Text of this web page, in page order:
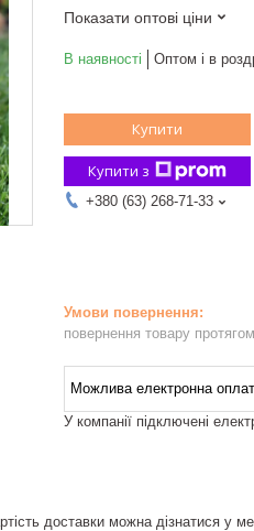
Показати оптові ціни
В наявності Оптом і в
Купити
Купити з
+380 (63) 268-71-33
повернення товару
У компанії підключені
доставки можна дізнатися у